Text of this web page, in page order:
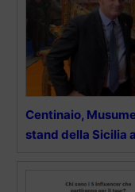
Centinaio,
stand della Sicilia